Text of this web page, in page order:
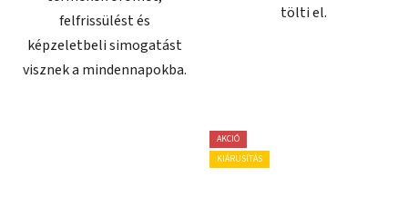
felfrissülést és
képzeletbeli simogatást
visznek a mindennapokba.
tölti el.
AKCIÓ
KIÁRUSÍTÁS